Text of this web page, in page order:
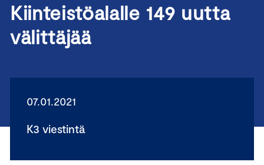
Kiinteistöalalle 149 uutta
välittäjää
07.01.2021
K3 viestintä